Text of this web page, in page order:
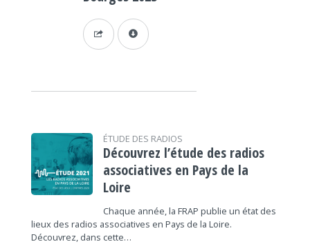
ÉTUDE DES RADIOS
Découvrez l’étude des radios
associatives en Pays de la
Loire
Chaque année, la FRAP publie un état des
lieux des radios associatives en Pays de la Loire.
Découvrez, dans cette…